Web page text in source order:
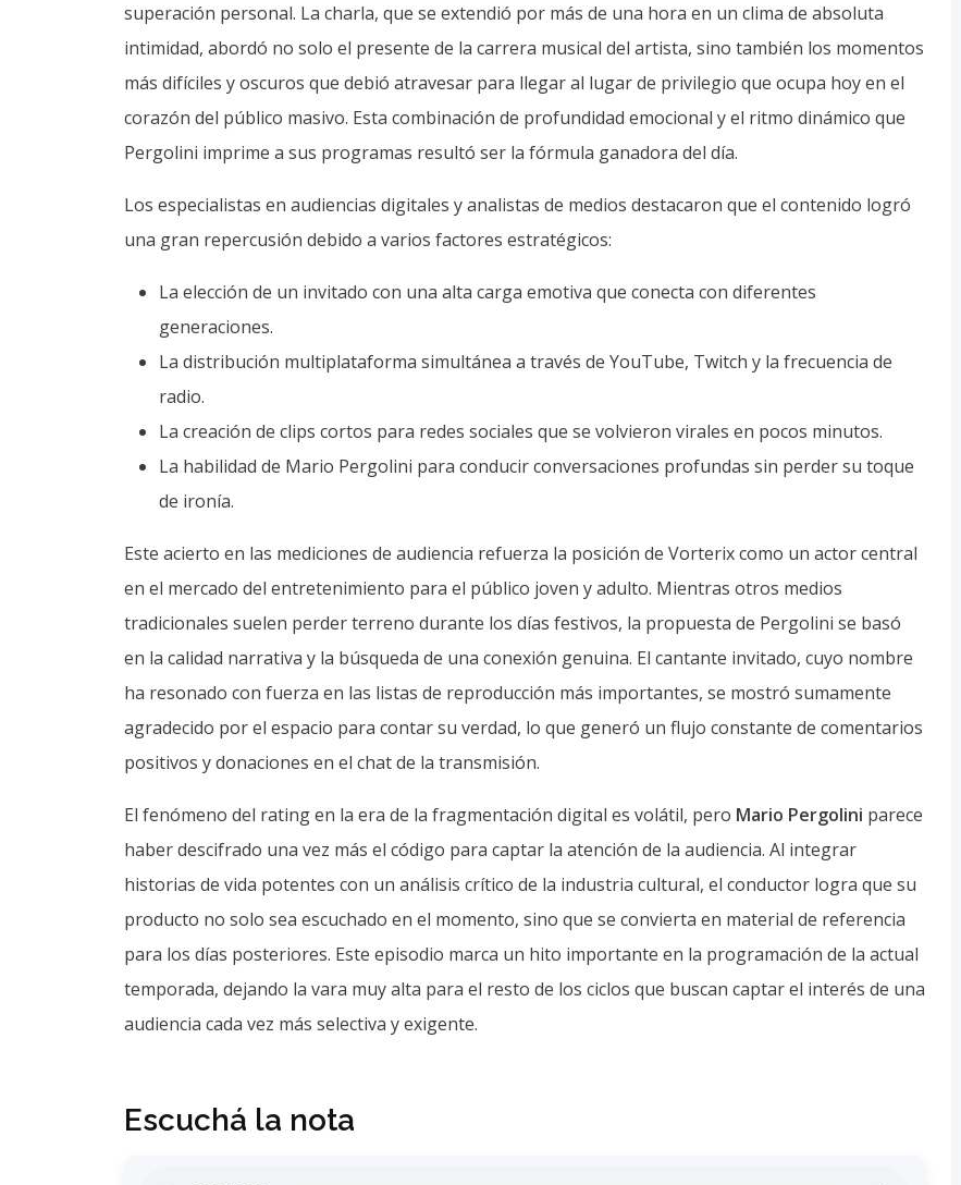
superación personal. La charla, que se extendió por más de una hora en un clima de absoluta
intimidad, abordó no solo el presente de la carrera musical del artista, sino también los momentos
más difíciles y oscuros que debió atravesar para llegar al lugar de privilegio que ocupa hoy en el
corazón del público masivo. Esta combinación de profundidad emocional y el ritmo dinámico que
Pergolini imprime a sus programas resultó ser la fórmula ganadora del día.
Los especialistas en audiencias digitales y analistas de medios destacaron que el contenido logró
una gran repercusión debido a varios factores estratégicos:
La elección de un invitado con una alta carga emotiva que conecta con diferentes
generaciones.
La distribución multiplataforma simultánea a través de YouTube, Twitch y la frecuencia de
radio.
La creación de clips cortos para redes sociales que se volvieron virales en pocos minutos.
La habilidad de Mario Pergolini para conducir conversaciones profundas sin perder su toque
de ironía.
Este acierto en las mediciones de audiencia refuerza la posición de Vorterix como un actor central
en el mercado del entretenimiento para el público joven y adulto. Mientras otros medios
tradicionales suelen perder terreno durante los días festivos, la propuesta de Pergolini se basó
en la calidad narrativa y la búsqueda de una conexión genuina. El cantante invitado, cuyo nombre
ha resonado con fuerza en las listas de reproducción más importantes, se mostró sumamente
agradecido por el espacio para contar su verdad, lo que generó un flujo constante de comentarios
positivos y donaciones en el chat de la transmisión.
El fenómeno del rating en la era de la fragmentación digital es volátil, pero Mario Pergolini parece
haber descifrado una vez más el código para captar la atención de la audiencia. Al integrar
historias de vida potentes con un análisis crítico de la industria cultural, el conductor logra que su
producto no solo sea escuchado en el momento, sino que se convierta en material de referencia
para los días posteriores. Este episodio marca un hito importante en la programación de la actual
temporada, dejando la vara muy alta para el resto de los ciclos que buscan captar el interés de una
audiencia cada vez más selectiva y exigente.
Escuchá la nota